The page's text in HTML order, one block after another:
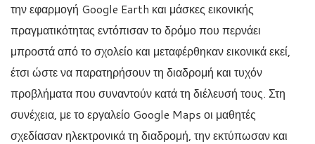
την εφαρμογή Google Earth και μάσκες εικονικής
πραγματικότητας εντόπισαν το δρόμο που περνάει
μπροστά από το σχολείο και μεταφέρθηκαν εικονικά εκεί,
έτσι ώστε να παρατηρήσουν τη διαδρομή και τυχόν
προβλήματα που συναντούν κατά τη διέλευσή τους. Στη
συνέχεια, με το εργαλείο Google Maps οι μαθητές
σχεδίασαν ηλεκτρονικά τη διαδρομή, την εκτύπωσαν και